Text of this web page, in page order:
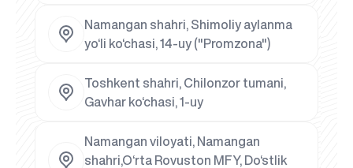
Namangan shahri, Shimoliy aylanma
yo‘li ko‘chasi, 14-uy ("Promzona")
Toshkent shahri, Chilonzor tumani,
Gavhar ko‘chasi, 1-uy
Namangan viloyati, Namangan
shahri,O‘rta Rovuston MFY, Do‘stlik